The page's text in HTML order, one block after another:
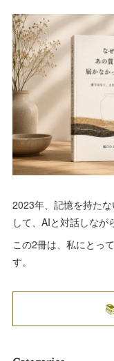
2023年、記憶を持た
して、AIと対話しなが
この2冊は、私にとっ
す。